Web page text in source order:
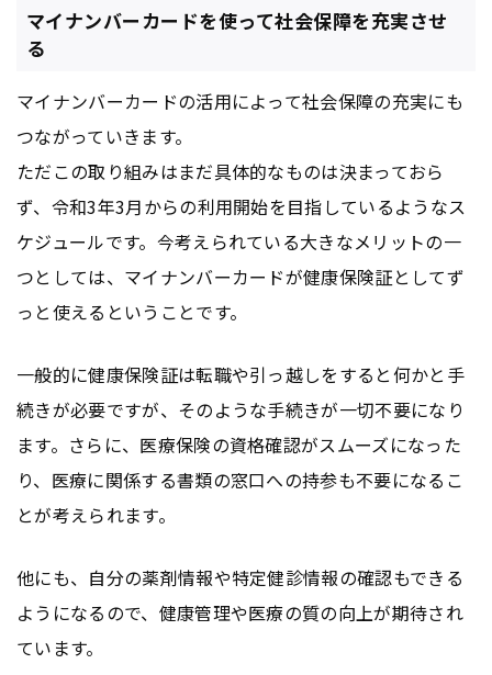
マイナンバーカードを使って社会保障を充実させ
る
マイナンバーカードの活用によって社会保障の充実にも
つながっていきます。
ただこの取り組みはまだ具体的なものは決まっておら
ず、令和3年3月からの利用開始を目指しているようなス
ケジュールです。今考えられている大きなメリットの一
つとしては、マイナンバーカードが健康保険証としてず
っと使えるということです。
一般的に健康保険証は転職や引っ越しをすると何かと手
続きが必要ですが、そのような手続きが一切不要になり
ます。さらに、医療保険の資格確認がスムーズになった
り、医療に関係する書類の窓口への持参も不要になるこ
とが考えられます。
他にも、自分の薬剤情報や特定健診情報の確認もできる
ようになるので、健康管理や医療の質の向上が期待され
ています。